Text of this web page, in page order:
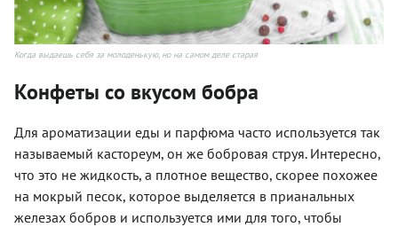
Когда выдаешь себя за молоденькую, но на самом деле старая
Конфеты со вкусом бобра
Для ароматизации еды и парфюма часто используется так
называемый кастореум, он же бобровая струя. Интересно,
что это не жидкость, а плотное вещество, скорее похожее
на мокрый песок, которое выделяется в прианальных
железах бобров и используется ими для того, чтобы